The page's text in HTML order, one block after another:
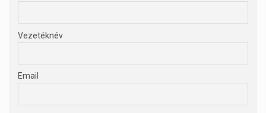
Vezetéknév
Email